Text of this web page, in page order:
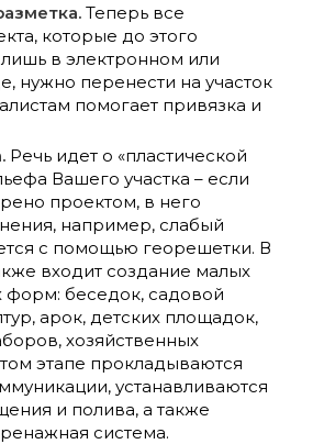
Теперь все
которые до этого
в электронном или
нужно перенести на участок
помогает привязка и
Речь идет о «пластической
Вашего участка – если
проектом, в него
например, слабый
с помощью георешетки. В
входит создание малых
форм: беседок, садовой
арок, детских площадок,
хозяйственных
этапе прокладываются
устанавливаются
и полива, а также
система.